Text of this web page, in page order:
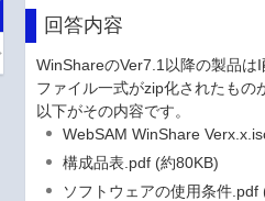
回答内容
WinShareのVer7.1以降の製品
ファイル一式がzip化されたもの
以下がその内容です。
WebSAM WinShare
構成品表.pdf (約80KB)
ソフトウェアの使用条件.pdf